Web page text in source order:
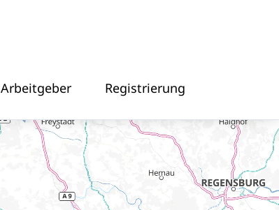
Arbeitgeber Registrierung